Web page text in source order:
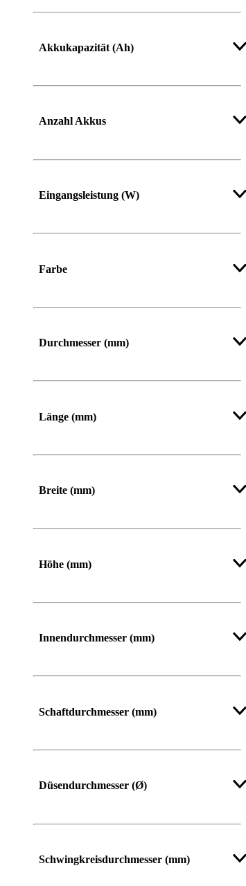
Akkukapazität (Ah)
Anzahl Akkus
Eingangsleistung (W)
Farbe
Durchmesser (mm)
Länge (mm)
Von Bis
Breite (mm)
Von Bis
Höhe (mm)
Von Bis
Innendurchmesser (mm)
Schaftdurchmesser (mm)
Düsendurchmesser (Ø)
Schwingkreisdurchmesser (mm)